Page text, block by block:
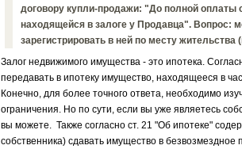
договору купли-продажи: "До полной оплаты
находящейся в залоге у Продавца". Вопрос:
зарегистрировать в ней по месту
Залог недвижимого имущества - это ипотека.
передавать в ипотеку имущество, находящееся в
Конечно, для более точного ответа, необходимо
ограничения. Но по сути, если вы уже являетесь
вы можете. Также согласно ст. 21 "Об ипотеке"
собственника) сдавать имущество в безвозмездное